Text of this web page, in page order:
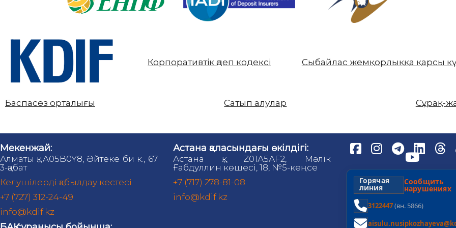
Корпоративтік әдеп кодексі Сыбайлас жемқорлыққа қарсы
Баспасөз орталығы Сатып алулар Сұрақ-
Мекенжай:
Алматы қ., A05B0Y8, Әйтеке би к., 67
3-қабат
Келушілерді қабылдау кестесі
+7 (727) 312-24-49
info@kdif.kz
Астана қаласындағы өкілдігі:
Астана қ., Z01А5АF2, Мәлік
Ғабдуллин көшесі, 18, №5-кеңсе
+7 (717) 278-81-08
info@kdif.kz
Горячая
линия нарушениях
3122447(вн. 5866)